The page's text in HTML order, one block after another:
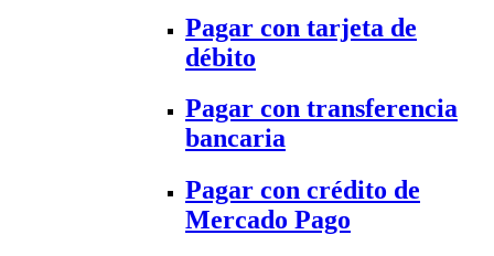
Pagar con tarjeta de
débito
Pagar con transferencia
bancaria
Pagar con crédito de
Mercado Pago